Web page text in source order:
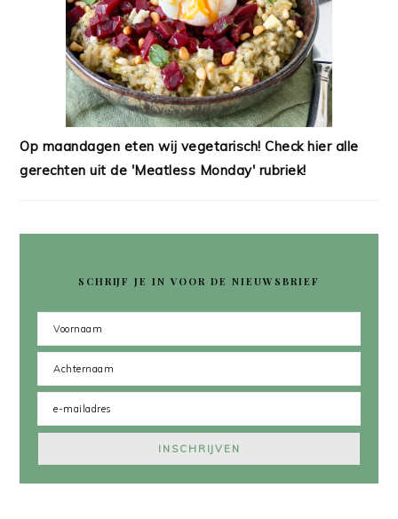
Op maandagen eten wij vegetarisch! Check hier alle
gerechten uit de 'Meatless Monday' rubriek!
SCHRIJF JE IN VOOR DE NIEUWSBRIEF